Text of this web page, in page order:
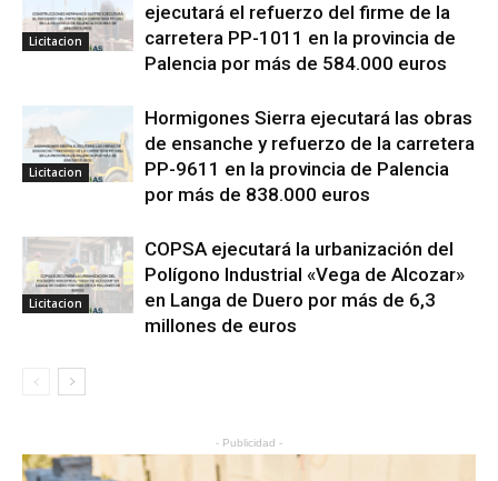
Licitacion
ejecutará el refuerzo del firme de la
carretera PP-1011 en la provincia de
Palencia por más de 584.000 euros
Licitacion
Hormigones Sierra ejecutará las obras
de ensanche y refuerzo de la carretera
PP-9611 en la provincia de Palencia
por más de 838.000 euros
Licitacion
COPSA ejecutará la urbanización del
Polígono Industrial «Vega de Alcozar»
en Langa de Duero por más de 6,3
millones de euros
- Publicidad -